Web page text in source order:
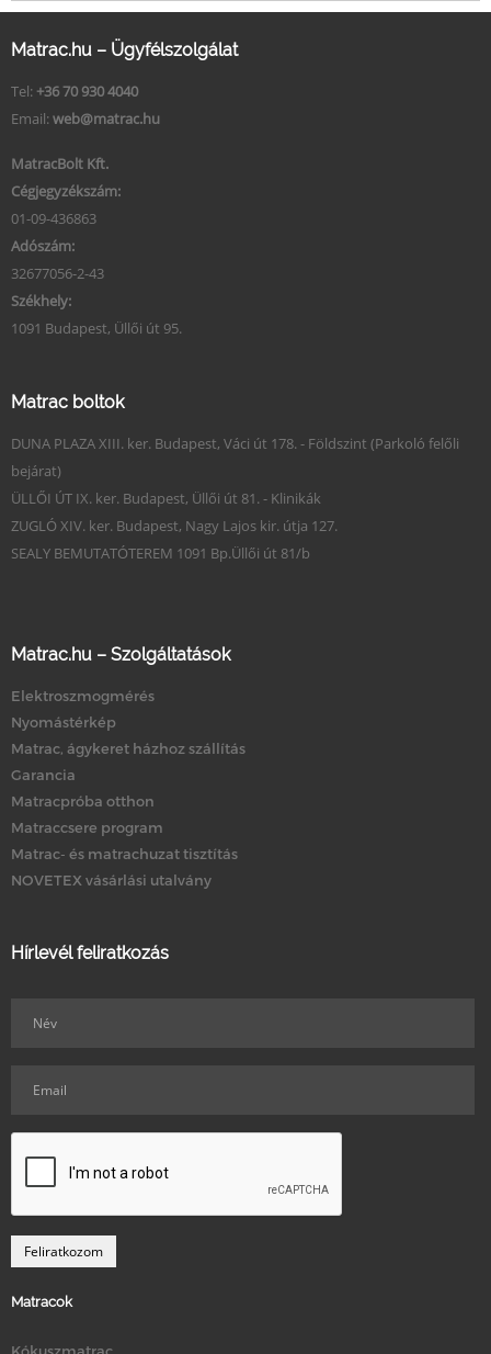
Matrac.hu – Ügyfélszolgálat
Tel: +36 70 930 4040
Email: web@matrac.hu
MatracBolt Kft.
Cégjegyzékszám:
01-09-436863
Adószám:
32677056-2-43
Székhely:
1091 Budapest, Üllői út 95.
Matrac boltok
DUNA PLAZA XIII. ker. Budapest, Váci út 178. - Földszint (Parkoló felőli
bejárat)
ÜLLŐI ÚT IX. ker. Budapest, Üllői út 81. - Klinikák
ZUGLÓ XIV. ker. Budapest, Nagy Lajos kir. útja 127.
SEALY BEMUTATÓTEREM 1091 Bp.Üllői út 81/b
Matrac.hu – Szolgáltatások
Elektroszmogmérés
Nyomástérkép
Matrac, ágykeret házhoz szállítás
Garancia
Matracpróba otthon
Matraccsere program
Matrac- és matrachuzat tisztítás
NOVETEX vásárlási utalvány
Hírlevél feliratkozás
Matracok